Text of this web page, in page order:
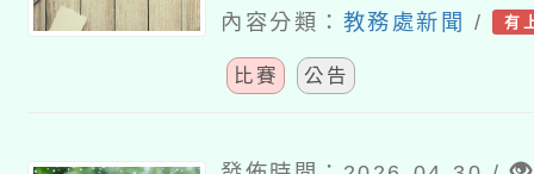
IC科普創作競賽
內容分類： 教務處新聞 / 有
比賽 公告